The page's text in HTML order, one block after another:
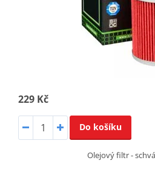
229 Kč
Do košíku
Olejový filtr -